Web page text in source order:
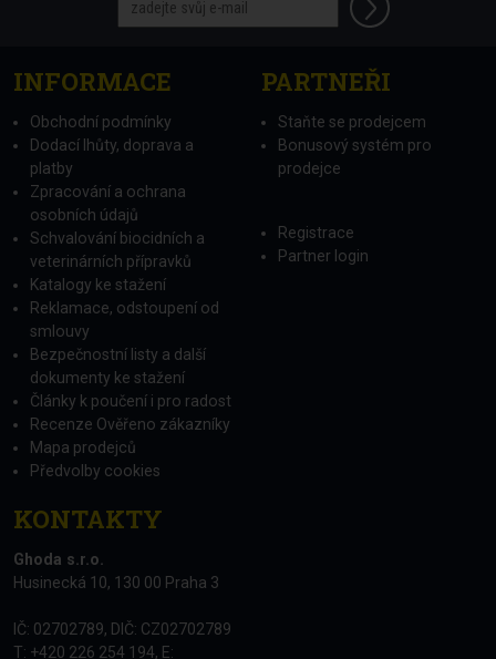
INFORMACE
Obchodní podmínky
Dodací lhůty, doprava a
platby
Zpracování a ochrana
osobních údajů
Schvalování biocidních a
veterinárních přípravků
Katalogy ke stažení
Reklamace, odstoupení od
smlouvy
Bezpečnostní listy a další
dokumenty ke stažení
Články k poučení i pro radost
Recenze Ověřeno zákazníky
Mapa prodejců
Předvolby cookies
PARTNEŘI
Staňte se prodejcem
Bonusový systém pro
prodejce
Registrace
Partner login
KONTAKTY
Ghoda s.r.o.
Husinecká 10, 130 00 Praha 3
IČ: 02702789, DIČ: CZ02702789
T: +420 226 254 194, E: